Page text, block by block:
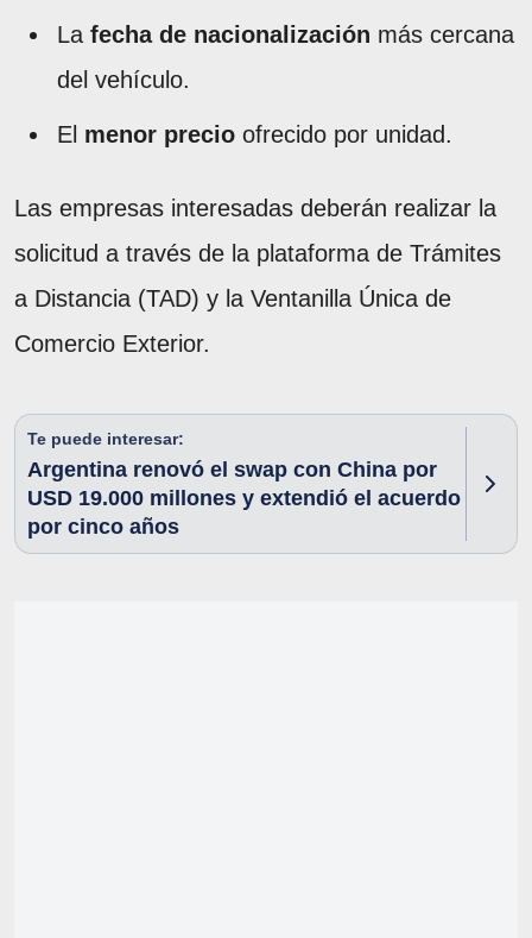
La fecha de nacionalización más cercana
del vehículo.
El menor precio ofrecido por unidad.
Las empresas interesadas deberán realizar la
solicitud a través de la plataforma de Trámites
a Distancia (TAD) y la Ventanilla Única de
Comercio Exterior.
Te puede interesar:
Argentina renovó el swap con China por
USD 19.000 millones y extendió el acuerdo
por cinco años